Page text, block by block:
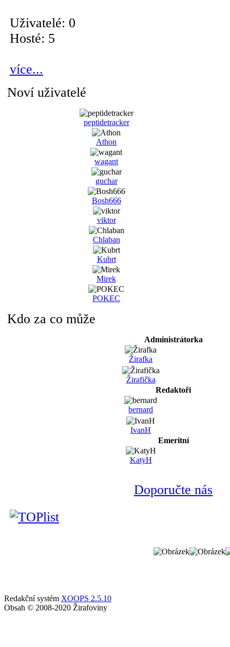
Uživatelé: 0
Hosté: 5
více...
Noví uživatelé
peptidetracker
Athon
wagant
guchar
Bosh666
viktor
Chlaban
Kubrt
Mirek
POKEC
Kdo za co může
Administrátorka
Žirafka
Žirafička
Redaktoři
bernard
IvanH
Emeritní
KatyH
Doporučte nás
Redakční systém XOOPS 2.5.10
Obsah © 2008-2020 Žirafoviny